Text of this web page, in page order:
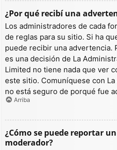
¿Por qué recibí una
Los administradores de cada
de reglas para su sitio. Si ha
puede recibir una advertencia.
es una decisión de La
Limited no tiene nada que ver
este sitio. Comuníquese con
no está seguro de porqué fue
Arriba
¿Cómo se puede reportar
moderador?